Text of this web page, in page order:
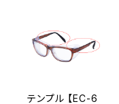
テンプル 【EC-6